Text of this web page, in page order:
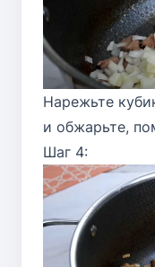
Нарежьте
и обжарьте,
Шаг 4: